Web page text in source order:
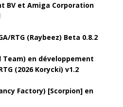
BV et Amiga Corporation
RTG (Raybeez) Beta 0.8.2
Team) en développement
(2026 Korycki) v1.2
Factory) [Scorpion] en